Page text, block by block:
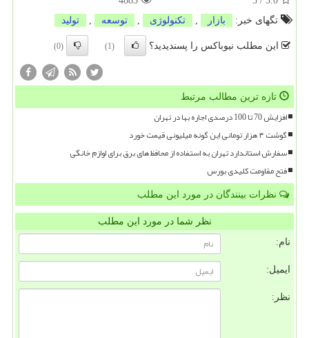
تگهای خبر:
بازار , تكنولوژی , توسعه , تولید
این مطلب نیوباکس را پسندیدید؟ (1)
(0)
تازه ترین مطالب مرتبط
افزایش 70 تا 100 درصدی اجاره بها در تهران
گوشت ۴ هزار تومانی این گونه میلیونی قیمت خورد
سفارش استاندارد تهران به استفاده از محافظ های برق برای لوازم خانگی
فتح مقاومت کلیدی بورس
نظرات بینندگان در مورد این مطلب
نظر شما در مورد این مطلب
نام:
ایمیل:
نظر: